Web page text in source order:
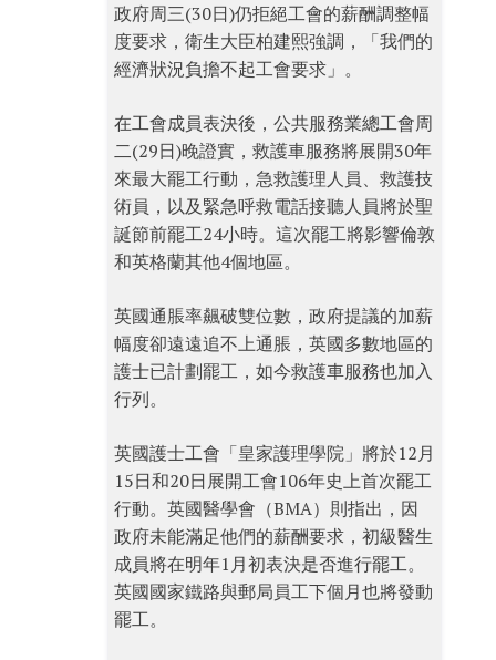
政府周三(30日)仍拒絕工會的薪酬調整幅
度要求，衛生大臣柏建熙強調，「我們的
經濟狀況負擔不起工會要求」。
在工會成員表決後，公共服務業總工會周
二(29日)晚證實，救護車服務將展開30年
來最大罷工行動，急救護理人員、救護技
術員，以及緊急呼救電話接聽人員將於聖
誕節前罷工24小時。這次罷工將影響倫敦
和英格蘭其他4個地區。
英國通脹率飆破雙位數，政府提議的加薪
幅度卻遠遠追不上通脹，英國多數地區的
護士已計劃罷工，如今救護車服務也加入
行列。
英國護士工會「皇家護理學院」將於12月
15日和20日展開工會106年史上首次罷工
行動。英國醫學會（BMA）則指出，因
政府未能滿足他們的薪酬要求，初級醫生
成員將在明年1月初表決是否進行罷工。
英國國家鐵路與郵局員工下個月也將發動
罷工。